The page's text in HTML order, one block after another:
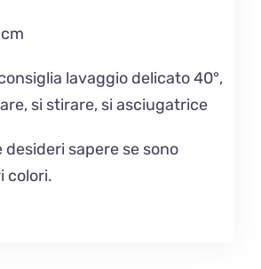
lavaggio delicato 40°,
si stirare, si asciugatrice
sapere se sono
colori.